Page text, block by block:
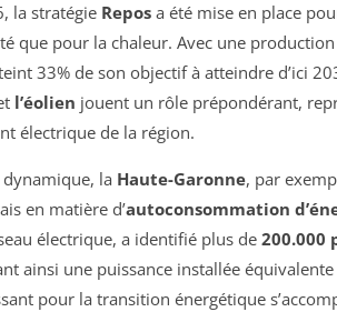
la stratégie Repos a été mise en place
que pour la chaleur. Avec une
33% de son objectif à atteindre d’ici
l’éolien jouent un rôle prépondérant,
électrique de la région.
la Haute-Garonne, par
en matière d’autoconsommation
électrique, a identifié plus de 200.000
ainsi une puissance installée
pour la transition énergétique